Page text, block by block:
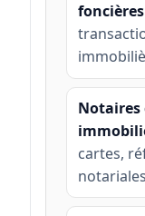
foncières
Notaires
cartes,
notariales